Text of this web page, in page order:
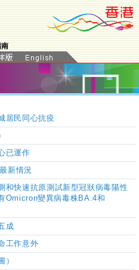
居民同心抗疫
已運作
新情況
和快速抗原測試新型冠狀病毒陽性
Omicron變異病毒株BA.4和
成
工作意外
）